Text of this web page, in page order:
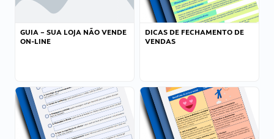
GUIA – SUA LOJA NÃO VENDE
ON-LINE
DICAS DE FECHAMENTO DE
VENDAS